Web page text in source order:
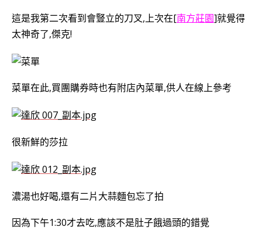
這是我第二次看到會豎立的刀叉,上次在[南方莊園]就覺得
太神奇了,傑克!
菜單在此,買團購券時也有附店內菜單,供人在線上參考
很新鮮的莎拉
濃湯也好喝,還有二片大蒜麵包忘了拍
因為下午1:30才去吃,應該不是肚子餓過頭的錯覺